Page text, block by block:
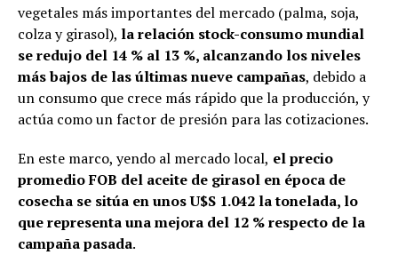
vegetales más importantes del mercado (palma, soja,
colza y girasol), la relación stock-consumo mundial
se redujo del 14 % al 13 %, alcanzando los niveles
más bajos de las últimas nueve campañas, debido a
un consumo que crece más rápido que la producción, y
actúa como un factor de presión para las cotizaciones.
En este marco, yendo al mercado local, el precio
promedio FOB del aceite de girasol en época de
cosecha se sitúa en unos U$S 1.042 la tonelada, lo
que representa una mejora del 12 % respecto de la
campaña pasada.